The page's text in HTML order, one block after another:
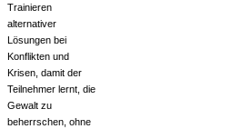
Trainieren
alternativer
Lösungen bei
Konflikten und
Krisen, damit der
Teilnehmer lernt, die
Gewalt zu
beherrschen, ohne